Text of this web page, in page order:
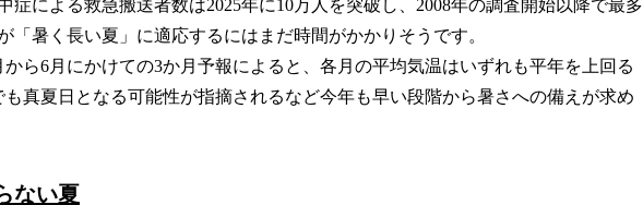
数
を
読
み
込
症による救急搬送者数は2025年に10万人を突破し、2008年の調査開始以降で最多
「暑く長い夏」に適応するにはまだ時間がかかりそうです。
ら6月にかけての3か月予報によると、各月の平均気温はいずれも平年を上回る
真夏日となる可能性が指摘されるなど今年も早い段階から暑さへの備えが求め
ない夏